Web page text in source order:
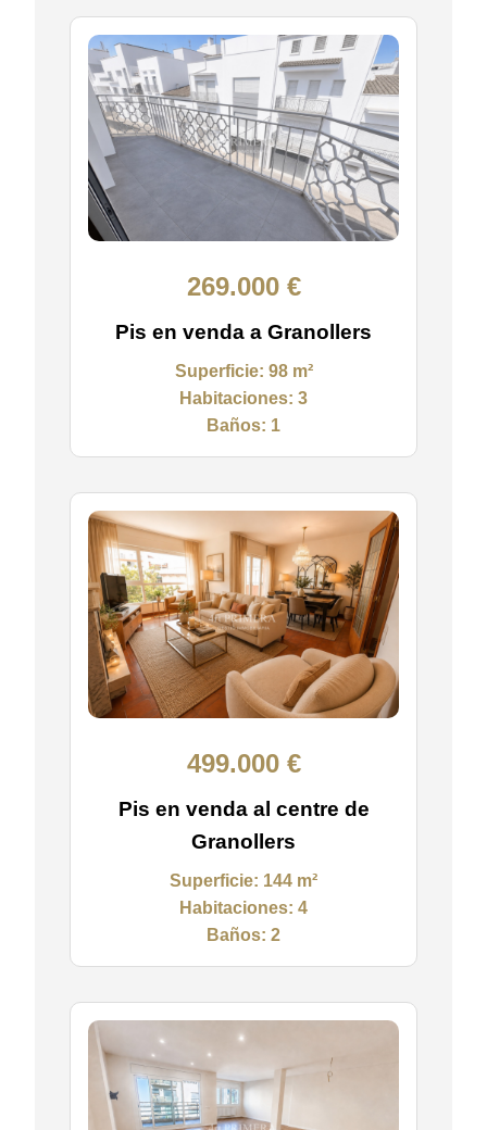
269.000 €
Pis en venda a Granollers
Superficie: 98 m²
Habitaciones: 3
Baños: 1
499.000 €
Pis en venda al centre de
Granollers
Superficie: 144 m²
Habitaciones: 4
Baños: 2